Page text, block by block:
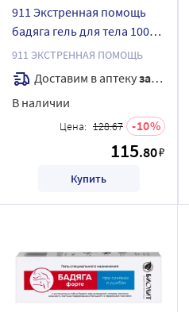
911 Экстренная помощь
бадяга гель для тела 100
мл
911 ЭКСТРЕННАЯ ПОМОЩЬ
Доставим в аптекузавтра
В наличии
Цена: 128.67 10
115.80₽
Купить